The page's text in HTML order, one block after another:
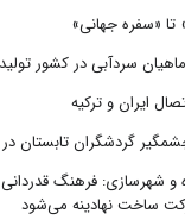
تا «سفره جهانی»
ایران و ترکیه
گردشگران تابستان در
و شهرسازی: فرهنگ قدردانی
ساخت نهادینه می‌شود